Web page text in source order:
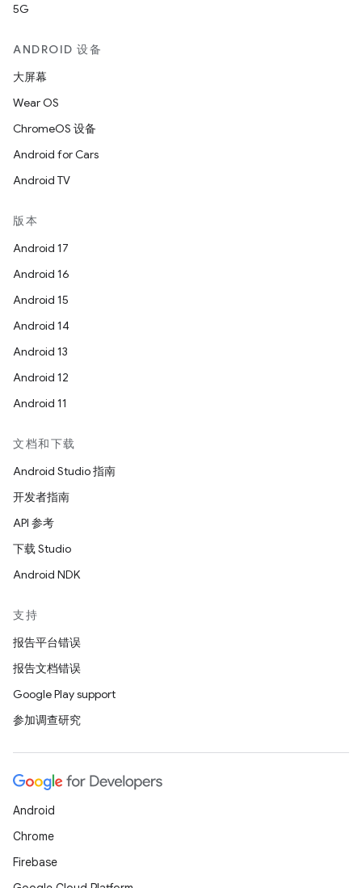
5G
ANDROID 设备
大屏幕
Wear OS
ChromeOS 设备
Android for Cars
Android TV
版本
Android 17
Android 16
Android 15
Android 14
Android 13
Android 12
Android 11
文档和下载
Android Studio 指南
开发者指南
API 参考
下载 Studio
Android NDK
支持
报告平台错误
报告文档错误
Google Play support
参加调查研究
Android
Chrome
Firebase